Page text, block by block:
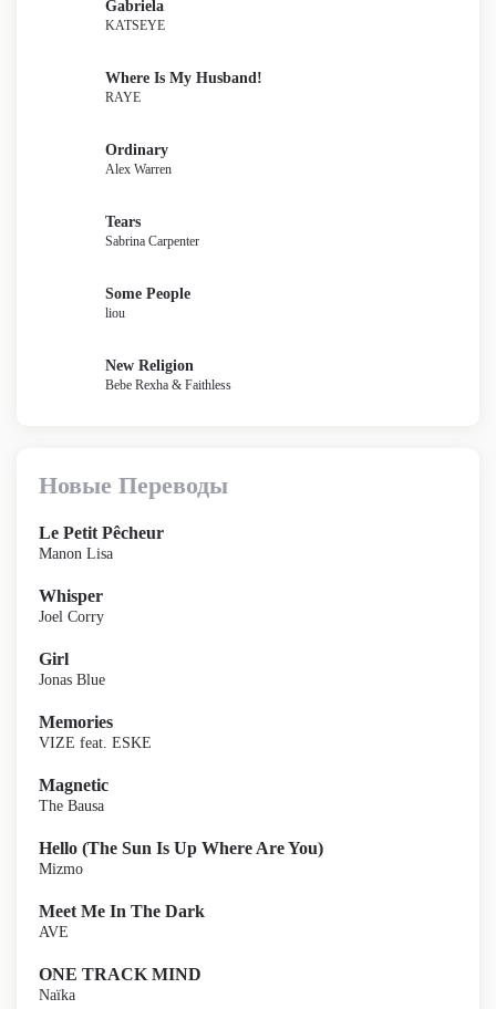
Gabriela
KATSEYE
Where Is My Husband!
RAYE
Ordinary
Alex Warren
Tears
Sabrina Carpenter
Some People
liou
New Religion
Bebe Rexha & Faithless
Новые Переводы
Le Petit Pêcheur
Manon Lisa
Whisper
Joel Corry
Girl
Jonas Blue
Memories
VIZE feat. ESKE
Magnetic
The Bausa
Hello (The Sun Is Up Where Are You)
Mizmo
Meet Me In The Dark
AVE
ONE TRACK MIND
Naïka